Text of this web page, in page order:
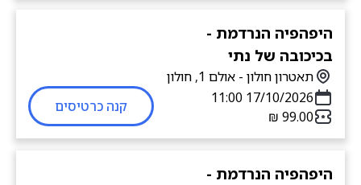
היפהפיה הנרדמת -
בכיכובה של נתי
תאטרון חולון - אולם 1, חולון
17/10/2026 11:00
קנה כרטיסים
היפהפיה הנרדמת -